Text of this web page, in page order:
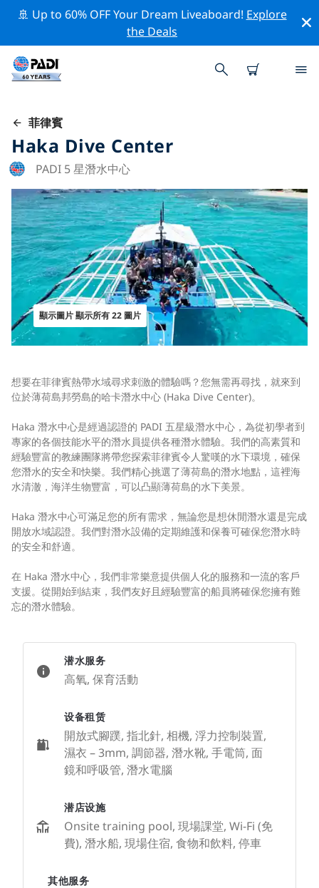
🚢 Up to 60% OFF Your Dream Liveaboard! Explore
the Deals
菲律賓
Haka Dive Center
PADI 5 星潛水中心
顯示圖片 顯示所有 22 圖片
想要在菲律賓熱帶水域尋求刺激的體驗嗎？您無需再尋找，就來到
位於薄荷島邦勞島的哈卡潛水中心 (Haka Dive Center)。
Haka 潛水中心是經過認證的 PADI 五星級潛水中心，為從初學者到
專家的各個技能水平的潛水員提供各種潛水體驗。我們的高素質和
經驗豐富的教練團隊將帶您探索菲律賓令人驚嘆的水下環境，確保
您潛水的安全和快樂。我們精心挑選了薄荷島的潛水地點，這裡海
水清澈，海洋生物豐富，可以凸顯薄荷島的水下美景。
Haka 潛水中心可滿足您的所有需求，無論您是想休閒潛水還是完成
開放水域認證。我們對潛水設備的定期維護和保養可確保您潛水時
的安全和舒適。
在 Haka 潛水中心，我們非常樂意提供個人化的服務和一流的客戶
支援。從開始到結束，我們友好且經驗豐富的船員將確保您擁有難
忘的潛水體驗。
潜水服务
高氧, 保育活動
设备租赁
開放式腳蹼, 指北針, 相機, 浮力控制裝置,
濕衣 – 3mm, 調節器, 潛水靴, 手電筒, 面
鏡和呼吸管, 潛水電腦
潜店设施
Onsite training pool, 現場課堂, Wi-Fi (免
費), 潛水船, 現場住宿, 食物和飲料, 停車
其他服务